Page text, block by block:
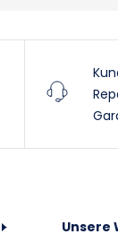
Unsere